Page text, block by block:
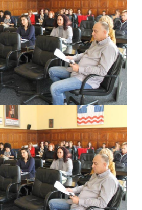
REPUBLIKE SRPSKE U STANjU
POTREBE
ZA NAJLjEPŠE UREĐENO
INDIVIDUALNIH DOMAĆINSTAVA,
ZAJEDNICA ETAŽNIH VLASNIKA I
U MJESNIM ZAJEDNICAMA
GRADA BIJELjINA
za preduzetnika - Gojko
prijem zahtjeva za novčanu
nabavku školskog pribora
za regresirano gorivo
od 13. marta do 15. novembra